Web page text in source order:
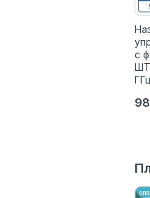
с
ГГц